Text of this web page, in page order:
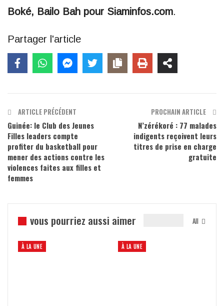
Boké, Bailo Bah pour Siaminfos.com.
Partager l'article
ARTICLE PRÉCÉDENT
Guinée: le Club des Jeunes
Filles leaders compte
profiter du basketball pour
mener des actions contre les
violences faites aux filles et
femmes
PROCHAIN ARTICLE
N’zérékoré : 77 malades
indigents reçoivent leurs
titres de prise en charge
gratuite
All
vous pourriez aussi aimer
À LA UNE À LA UNE